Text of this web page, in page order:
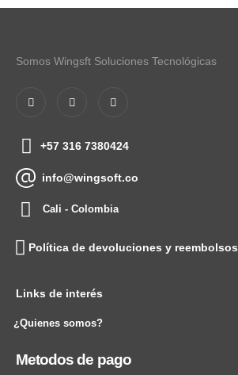
Somos Wingsft Soluciones Tecnológicas
+57 316 7380424
info@wingsoft.co
Cali - Colombia
Política de devoluciones y reembolsos
Links de interés
¿Quienes somos?
Metodos de pago